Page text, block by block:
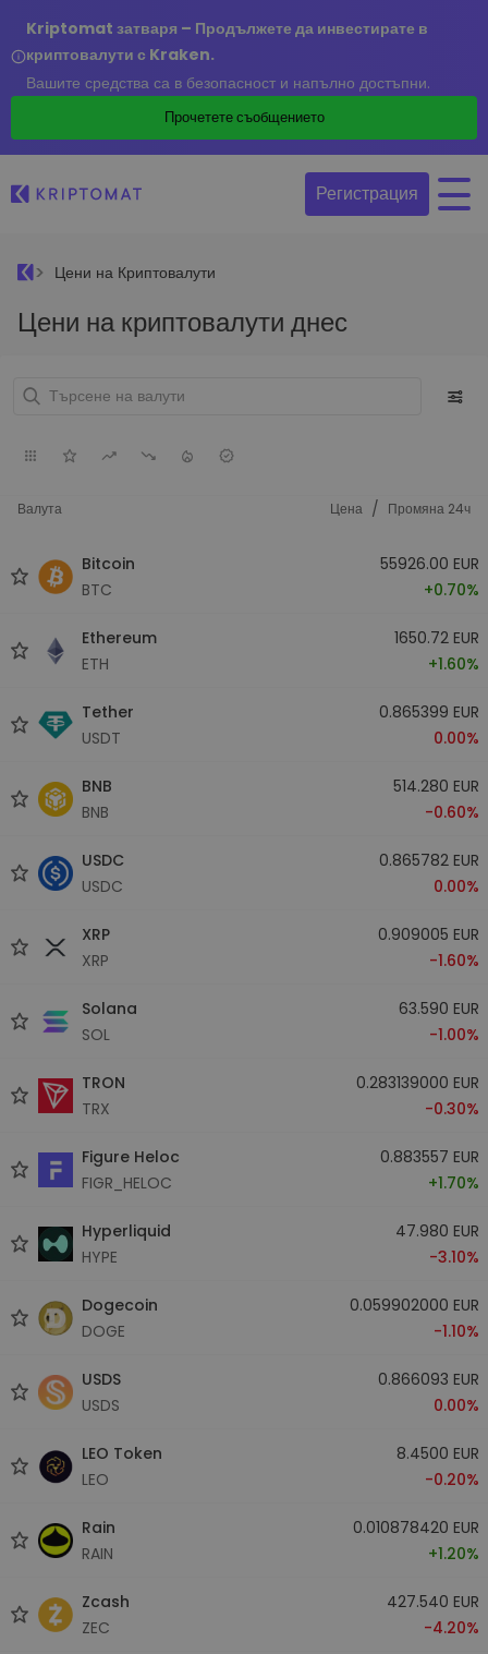
Kriptomat затваря – Продължете да инвестирате в
криптовалути с Kraken.
Вашите средства са в безопасност и напълно достъпни.
Прочетете съобщението
Регистрация
Цени на Криптовалути
Цени на криптовалути днес
Валута Цена / Промяна 24ч
Bitcoin
BTC
55926.00 EUR
+0.70%
Ethereum
ETH
1650.72 EUR
+1.60%
Tether
USDT
0.865399 EUR
0.00%
BNB
BNB
514.280 EUR
-0.60%
USDC
USDC
0.865782 EUR
0.00%
XRP
XRP
0.909005 EUR
-1.60%
Solana
SOL
63.590 EUR
-1.00%
TRON
TRX
0.283139000 EUR
-0.30%
Figure Heloc
FIGR_HELOC
0.883557 EUR
+1.70%
Hyperliquid
HYPE
47.980 EUR
-3.10%
Dogecoin
DOGE
0.059902000 EUR
-1.10%
USDS
USDS
0.866093 EUR
0.00%
LEO Token
LEO
8.4500 EUR
-0.20%
Rain
RAIN
0.010878420 EUR
+1.20%
Zcash
ZEC
427.540 EUR
-4.20%